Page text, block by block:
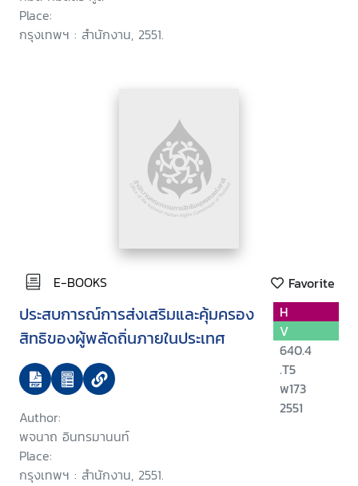
Place:
กรุงเทพฯ : สำนักงาน, 2551.
E-BOOKS Favorite
ประสบการณ์การส่งเสริมและคุ้มครอง
สิทธิของผู้พลัดถิ่นภายในประเทศ
Author:
พจนาถ อินทรมานนท์
Place:
กรุงเทพฯ : สำนักงาน, 2551.
H
V
640.4
.T5
พ173
2551